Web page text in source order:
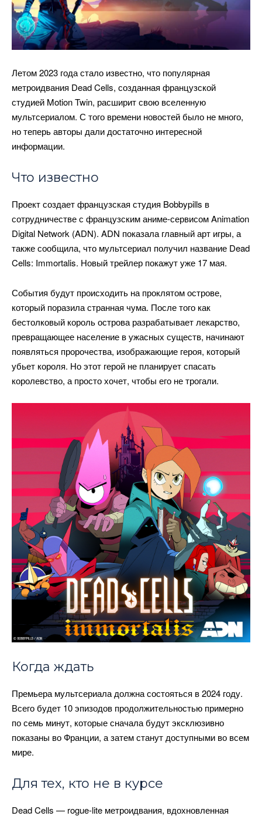
Летом 2023 года стало известно, что популярная
метроидвания Dead Cells, созданная французской
студией Motion Twin, расширит свою вселенную
мультсериалом. С того времени новостей было не много,
но теперь авторы дали достаточно интересной
информации.
Что известно
Проект создает французская студия Bobbypills в
сотрудничестве с французским аниме-сервисом Animation
Digital Network (ADN). ADN показала главный арт игры, а
также сообщила, что мультсериал получил название Dead
Cells: Immortalis. Новый трейлер покажут уже 17 мая.
События будут происходить на проклятом острове,
который поразила странная чума. После того как
бестолковый король острова разрабатывает лекарство,
превращающее население в ужасных существ, начинают
появляться пророчества, изображающие героя, который
убьет короля. Но этот герой не планирует спасать
королевство, а просто хочет, чтобы его не трогали.
Когда ждать
Премьера мультсериала должна состояться в 2024 году.
Всего будет 10 эпизодов продолжительностью примерно
по семь минут, которые сначала будут эксклюзивно
показаны во Франции, а затем станут доступными во всем
мире.
Для тех, кто не в курсе
Dead Cells — rogue-lite метроидвания, вдохновленная